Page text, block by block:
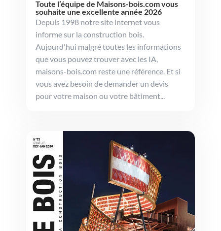
Toute l’équipe de Maisons-bois.com vous
souhaite une excellente année 2026
Depuis 1998 notre site internet vous
informe sur la construction bois.
Aujourd'hui malgré toutes les informations
que vous pouvez trouver avec les IA,
maisons-bois.com reste une référence. Et si
vous avez besoin de demander un devis
pour votre maison ou votre bâtiment...